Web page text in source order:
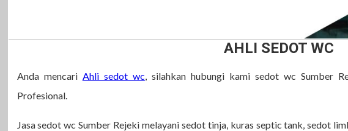
AHLI SEDOT WC
Anda mencari Ahli sedot wc , silahkan hubungi kami sedot wc Sumber
Profesional.
Jasa sedot wc Sumber Rejeki melayani sedot tinja, kuras septic tank, sedot